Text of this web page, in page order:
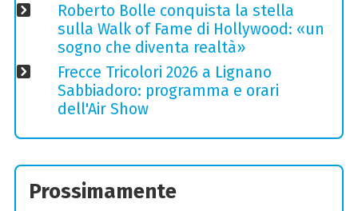
Roberto Bolle conquista la stella
sulla Walk of Fame di Hollywood: «un
sogno che diventa realtà»
Frecce Tricolori 2026 a Lignano
Sabbiadoro: programma e orari
dell'Air Show
Prossimamente